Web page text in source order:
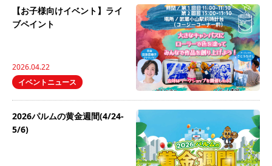
【お子様向けイベント】ライ
ブペイント
2026.04.22
イベントニュース
2026パルムの黄金週間(4/24-
5/6)